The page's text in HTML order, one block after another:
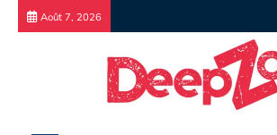
Skip
Août 7, 2026